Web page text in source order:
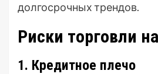
долгосрочных трендов.
Риски торговли
1. Кредитное плечо